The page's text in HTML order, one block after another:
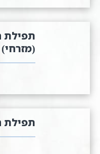
תפילת
(מזרחי)
תפילת